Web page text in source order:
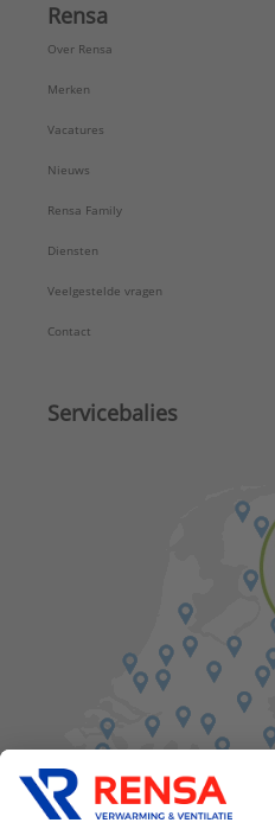
Rensa
Over Rensa
Merken
Vacatures
Nieuws
Rensa Family
Diensten
Veelgestelde vragen
Contact
Servicebalies